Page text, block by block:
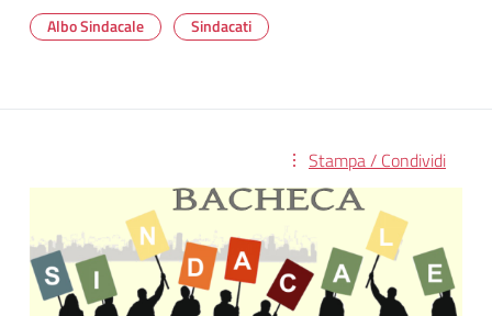
Albo Sindacale Sindacati
Stampa / Condividi